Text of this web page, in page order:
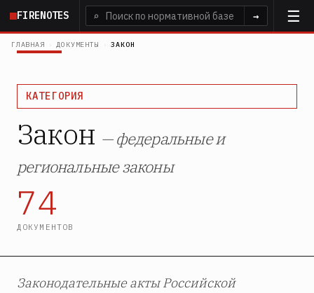
Перейти
основному
FIRENOTES ⌕ →
ГЛАВНАЯ › ДОКУМЕНТЫ › ЗАКОН
КАТЕГОРИЯ
Закон — федеральные и
региональные законы
74
ДОКУМЕНТОВ
Законодательные акты Российской